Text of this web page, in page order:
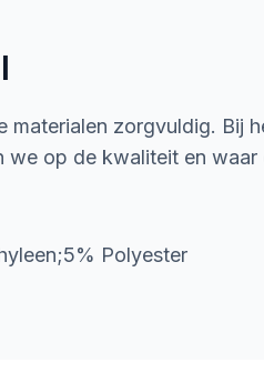
materialen zorgvuldig. Bij
we op de kwaliteit en waar
Polyester